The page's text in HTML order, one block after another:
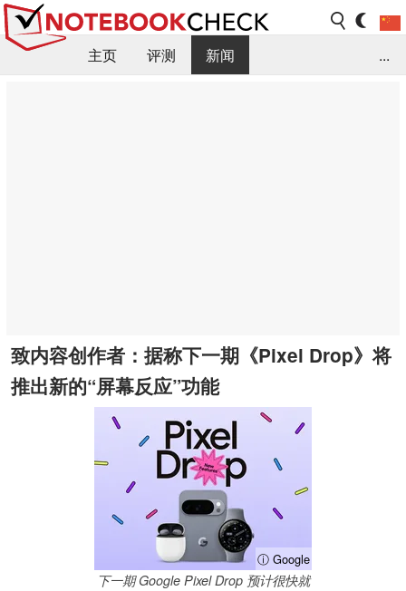
主页 评测
新闻
...
致内容创作者：据称下一期《Pixel Drop》将
推出新的“屏幕反应”功能
ⓘ Google
下一期 Google Pixel Drop 预计很快就